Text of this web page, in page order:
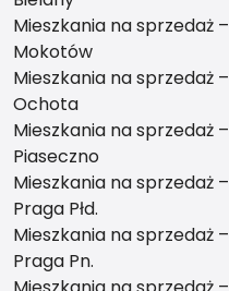
Mieszkania na sprzedaż –
Mokotów
Mieszkania na sprzedaż –
Ochota
Mieszkania na sprzedaż –
Piaseczno
Mieszkania na sprzedaż –
Praga Płd.
Mieszkania na sprzedaż –
Praga Pn.